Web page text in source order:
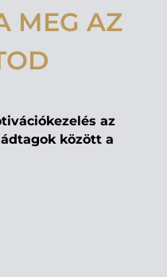
MEG AZ
az
között a